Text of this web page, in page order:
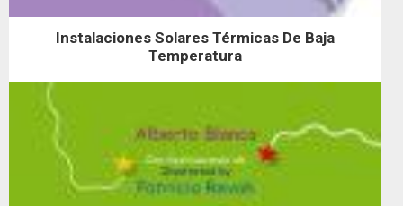
Instalaciones Solares Térmicas De Baja
Temperatura